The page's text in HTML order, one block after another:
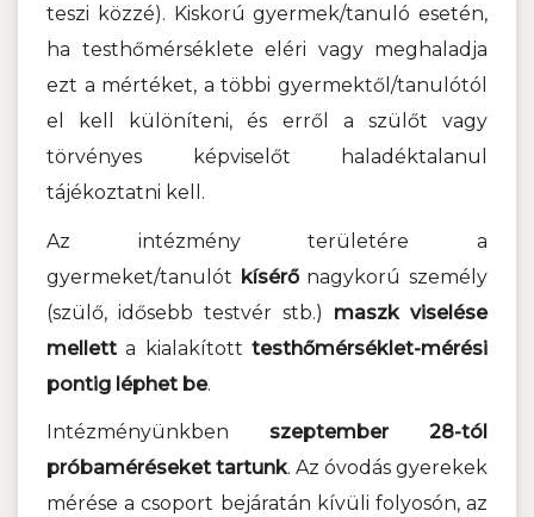
teszi közzé). Kiskorú gyermek/tanuló esetén,
ha testhőmérséklete eléri vagy meghaladja
ezt a mértéket, a többi gyermektől/tanulótól
el kell különíteni, és erről a szülőt vagy
törvényes képviselőt haladéktalanul
tájékoztatni kell.
Az intézmény területére a
gyermeket/tanulót kísérőnagykorú személy
(szülő, idősebb testvér stb.) maszk viselése
mellett a kialakított testhőmérséklet-mérési
pontig léphet be.
Intézményünkben szeptember 28-tól
próbaméréseket tartunk. Az óvodás gyerekek
mérése a csoport bejáratán kívüli folyosón, az